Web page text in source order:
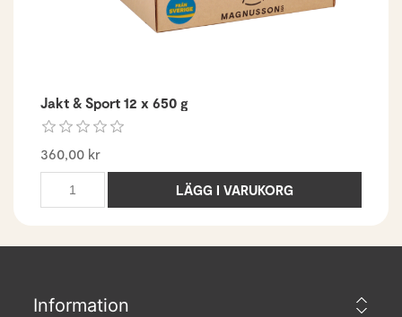
Jakt & Sport 12 x 650 g
360,00 kr
LÄGG I VARUKORG
Information